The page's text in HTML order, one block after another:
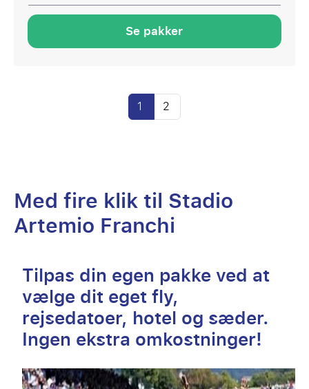
Se pakker
1 2
Med fire klik til Stadio
Artemio Franchi
Tilpas din egen pakke ved at
vælge dit eget fly,
rejsedatoer, hotel og sæder.
Ingen ekstra omkostninger!